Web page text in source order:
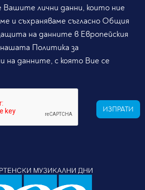
лични данни, които ние
и съхраняваме съгласно Общия
на данните в Европейския
Политика за
на данните, с която Вие се
ИЗПРАТИ